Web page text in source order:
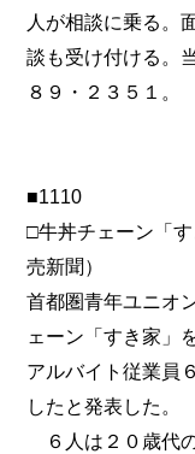
人が相談に乗る。
談も受け付ける。
８９・２３５１。
■1110
□牛丼チェーン「
売新聞）
首都圏青年ユニオ
ェーン「すき家」
アルバイト従業員
したと発表した。
６人は２０歳代